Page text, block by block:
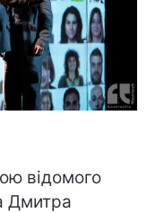
відомого
Дмитра